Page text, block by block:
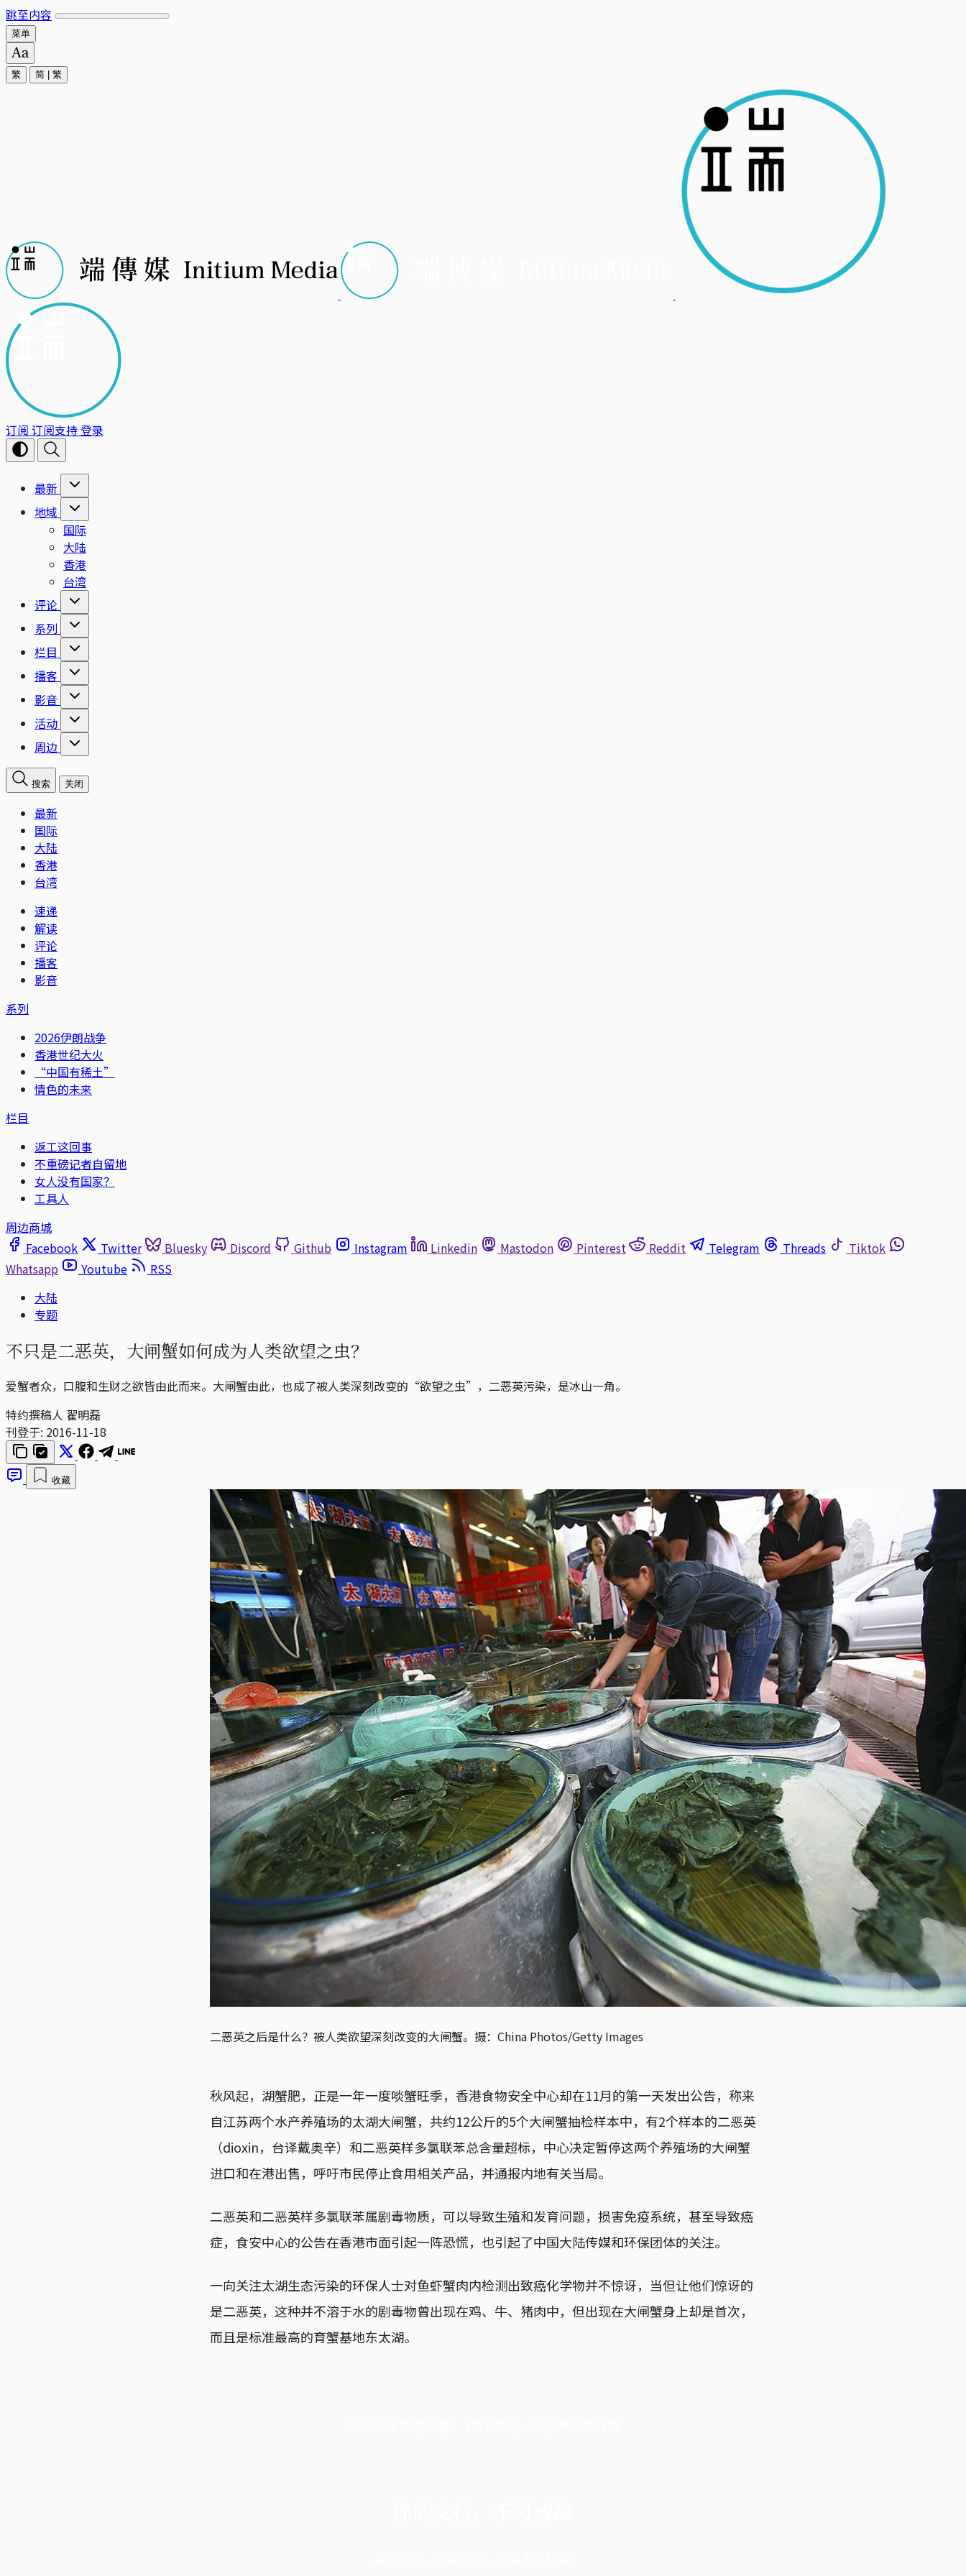
跳至内容
菜单
繁 简 繁
订阅 订阅支持登录
最新
地域
国际
大陆
香港
台湾
评论
系列
栏目
播客
影音
活动
周边
搜索 关闭
最新
国际
大陆
香港
台湾
速递
解读
评论
播客
影音
系列
2026伊朗战争
香港世纪大火
“中国有稀土”
情色的未来
栏目
返工这回事
不重磅记者自留地
女人没有国家？
工具人
周边商城
Facebook
Twitter Bluesky Discord Github Instagram Linkedin Mastodon Pinterest Reddit Telegram Threads
Tiktok
Whatsapp
Youtube
RSS
大陆
专题
不只是二恶英，大闸蟹如何成为人类欲望之虫？
爱蟹者众，口腹和生财之欲皆由此而来。大闸蟹由此，也成了被人类深刻改变的“欲望之虫”，二恶英污染，是冰山一角。
特约撰稿人 翟明磊
刊登于: 2016-11-18
收藏
二恶英之后是什么？被人类欲望深刻改变的大闸蟹。 摄：China Photos/Getty Images
秋风起，湖蟹肥，正是一年一度啖蟹旺季，香港食物安全中心却在11月的第一天发出公告，称来
自江苏两个水产养殖场的太湖大闸蟹，共约12公斤的5个大闸蟹抽检样本中，有2个样本的二恶英
（dioxin，台译戴奥辛）和二恶英样多氯联苯总含量超标，中心决定暂停这两个养殖场的大闸蟹
进口和在港出售，呼吁市民停止食用相关产品，并通报内地有关当局。
二恶英和二恶英样多氯联苯属剧毒物质，可以导致生殖和发育问题，损害免疫系统，甚至导致癌
症，食安中心的公告在香港市面引起一阵恐慌，也引起了中国大陆传媒和环保团体的关注。
一向关注太湖生态污染的环保人士对鱼虾蟹肉内检测出致癌化学物并不惊讶，当但让他们惊讶的
是二恶英，这种并不溶于水的剧毒物曾出现在鸡、牛、猪肉中，但出现在大闸蟹身上却是首次，
而且是标准最高的育蟹基地东太湖。